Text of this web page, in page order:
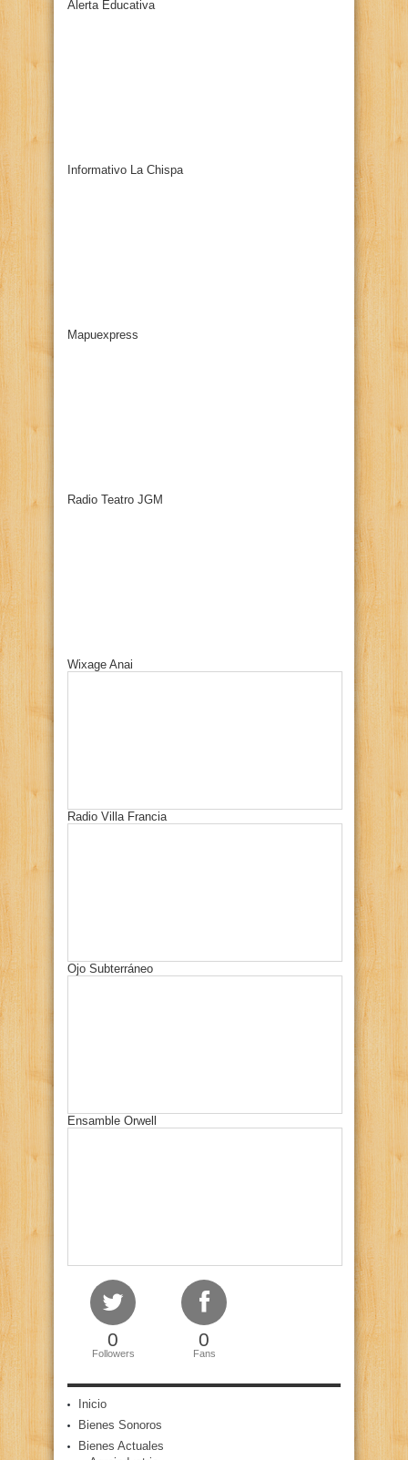
Alerta Educativa
Informativo La Chispa
Mapuexpress
Radio Teatro JGM
Wixage Anai
Radio Villa Francia
Ojo Subterráneo
Ensamble Orwell
0
Followers
0
Fans
Inicio
Bienes Sonoros
Bienes Actuales